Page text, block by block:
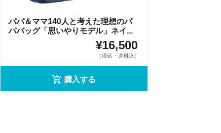
パパ＆ママ140人と考えた理想のパ
パバッグ「思いやりモデル」ネイ...
¥16,500
（税込・送料込）
購入する